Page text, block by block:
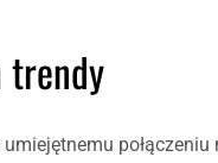
trendy